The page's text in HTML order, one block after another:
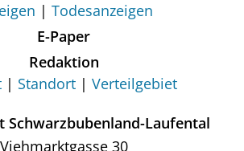
Todesanzeigen
E-Paper
Redaktion
Standort Verteilgebiet
Schwarzbubenland-Laufental
Viehmarktgasse 30